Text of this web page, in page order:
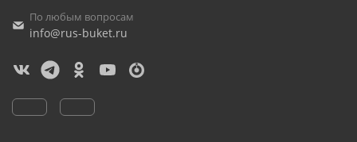
По любым вопросам
info@rus-buket.ru